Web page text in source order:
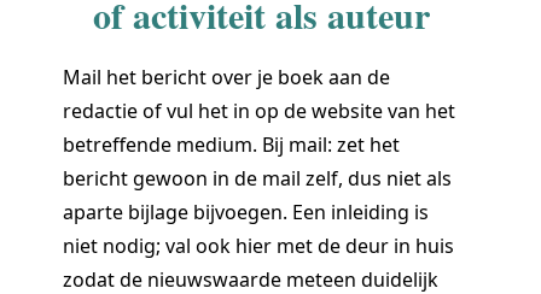
of activiteit als auteur
Mail het bericht over je boek aan de
redactie of vul het in op de website van het
betreffende medium. Bij mail: zet het
bericht gewoon in de mail zelf, dus niet als
aparte bijlage bijvoegen. Een inleiding is
niet nodig; val ook hier met de deur in huis
zodat de nieuwswaarde meteen duidelijk